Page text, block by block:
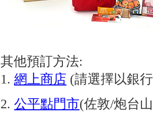
其他預訂方法:
1. 網上商店 (請選擇以銀
2. 公平點門市(佐敦/炮台